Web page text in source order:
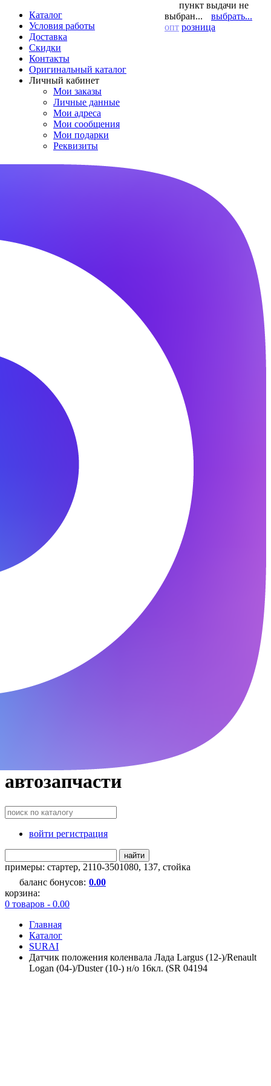
Каталог
Условия работы
Доставка
Скидки
Контакты
Оригинальный каталог
Личный кабинет
Мои заказы
Личные данные
Мои адреса
Мои сообщения
Мои подарки
Реквизиты
пункт выдачи не
выбран...
выбрать...
опт розница
автозапчасти
войти регистрация
найти
примеры: стартер, 2110-3501080, 137, стойка
баланс бонусов: 0.00
корзина:
0 товаров - 0.00
Главная
Каталог
SURAI
Датчик положения коленвала Лада Largus (12-)/Renault
Logan (04-)/Duster (10-) н/о 16кл. (SR 04194